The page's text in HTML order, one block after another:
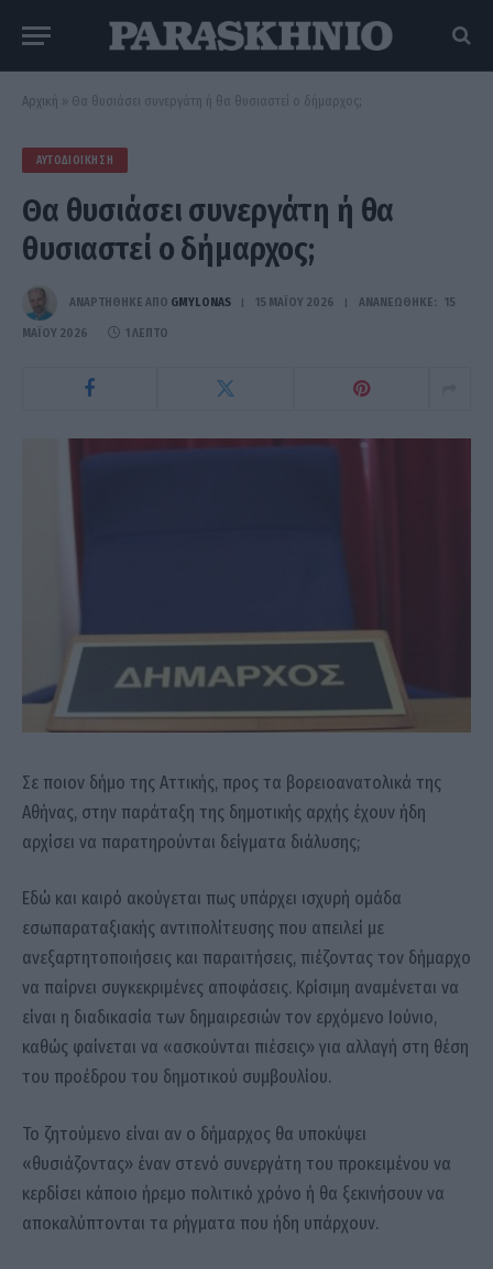
Αρχική » Θα θυσιάσει συνεργάτη ή θα θυσιαστεί ο δήμαρχος;
ΑΥΤΟΔΙΟΊΚΗΣΗ
Θα θυσιάσει συνεργάτη ή θα
θυσιαστεί ο δήμαρχος;
ΑΝΑΡΤΗΘΗΚΕ ΑΠΟ GMYLONAS 15 ΜΑΪ́ΟΥ 2026 ΑΝΑΝΕΏΘΗΚΕ: 15
ΜΑΪ́ΟΥ 2026 1 ΛΕΠΤΌ
Σε ποιον δήμο της Αττικής, προς τα βορειοανατολικά της
Αθήνας, στην παράταξη της δημοτικής αρχής έχουν ήδη
αρχίσει να παρατηρούνται δείγματα διάλυσης;
Εδώ και καιρό ακούγεται πως υπάρχει ισχυρή ομάδα
εσωπαραταξιακής αντιπολίτευσης που απειλεί με
ανεξαρτητοποιήσεις και παραιτήσεις, πιέζοντας τον δήμαρχο
να παίρνει συγκεκριμένες αποφάσεις. Κρίσιμη αναμένεται να
είναι η διαδικασία των δημαιρεσιών τον ερχόμενο Ιούνιο,
καθώς φαίνεται να «ασκούνται πιέσεις» για αλλαγή στη θέση
του προέδρου του δημοτικού συμβουλίου.
Το ζητούμενο είναι αν ο δήμαρχος θα υποκύψει
«θυσιάζοντας» έναν στενό συνεργάτη του προκειμένου να
κερδίσει κάποιο ήρεμο πολιτικό χρόνο ή θα ξεκινήσουν να
αποκαλύπτονται τα ρήγματα που ήδη υπάρχουν.